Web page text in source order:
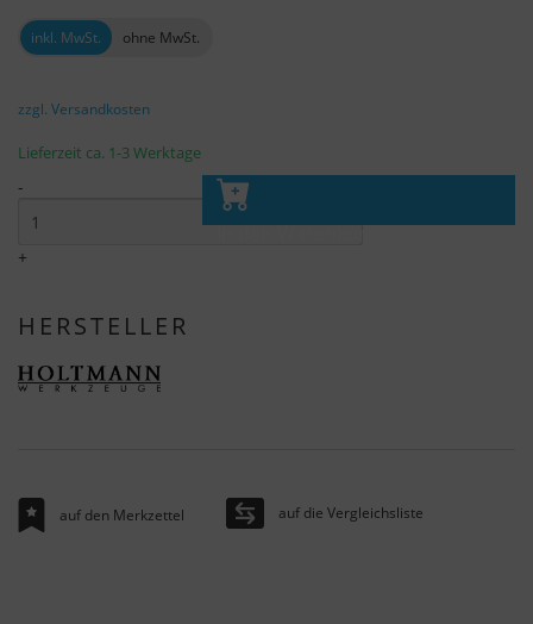
inkl. MwSt. ohne MwSt.
zzgl. Versandkosten
Lieferzeit ca. 1-3 Werktage
-
+
In den Warenkorb
HERSTELLER
auf den Merkzettel auf die Vergleichsliste